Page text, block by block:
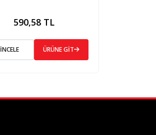
590,58 TL
İNCELE ÜRÜNE GİT